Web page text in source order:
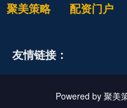
聚美策略 配资门户
友情链接：
Powered by 聚美